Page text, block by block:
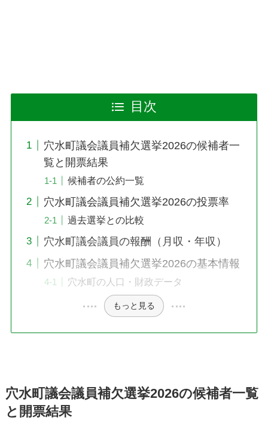
目次
穴水町議会議員補欠選挙2026の候補者一
覧と開票結果
候補者の公約一覧
穴水町議会議員補欠選挙2026の投票率
過去選挙との比較
穴水町議会議員の報酬（月収・年収）
穴水町議会議員補欠選挙2026の基本情報
穴水町の人口・財政データ
もっと見る
穴水町議会議員補欠選挙2026の候補者一覧
と開票結果